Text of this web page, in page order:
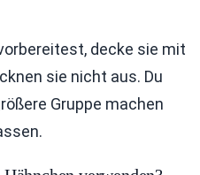
decke sie mit
sie nicht aus. Du
Gruppe machen